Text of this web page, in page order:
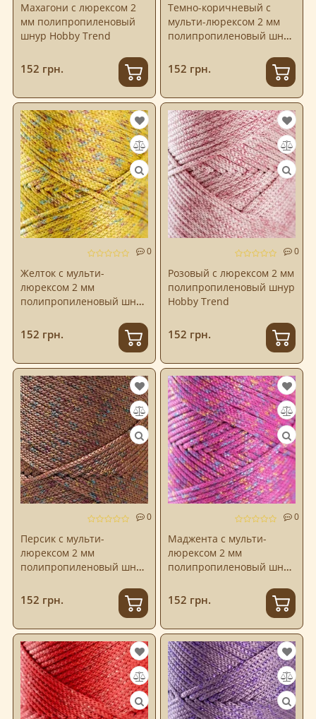
Махагони с люрексом 2
мм полипропиленовый
шнур Hobby Trend
152 грн.
Темно-коричневый с
мульти-люрексом 2 мм
полипропиленовый шнур
152 грн.
0
Желток с мульти-
люрексом 2 мм
полипропиленовый шнур
152 грн.
0
Розовый с люрексом 2 мм
полипропиленовый шнур
Hobby Trend
152 грн.
0
Персик с мульти-
люрексом 2 мм
полипропиленовый шнур
152 грн.
0
Маджента с мульти-
люрексом 2 мм
полипропиленовый шнур
152 грн.